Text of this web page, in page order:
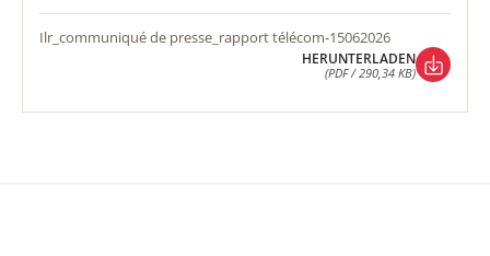
HERUNTERLADEN
ilr_communiqué de presse_rapport télécom-15062026
HERUNTERLADEN
(PDF / 290,34 KB)
(PDF / 290,34 KB)